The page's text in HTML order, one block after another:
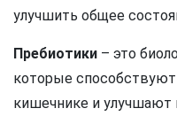
улучшить общее
Пребиотики – это
которые
кишечнике и улучшают